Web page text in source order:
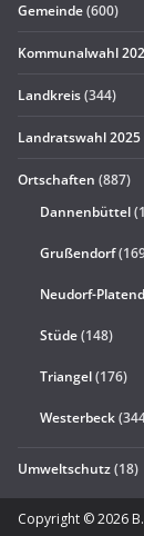
Gemeinde(600)
Kommunalwahl
Landkreis(344)
Landratswahl 2025
Ortschaften (887)
Dannenbüttel
Grußendorf
Neudorf-
Stüde(148)
Triangel(176)
Westerbeck
Umweltschutz(18)
Copyright © 2026